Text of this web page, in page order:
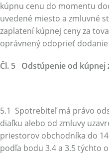
kúpnu cenu do momentu
uvedené miesto a zmluvné
zaplatení kúpnej ceny za
oprávnený odoprieť
Čl. 5 Odstúpenie od kúpnej
5.1 Spotrebiteľ má právo
diaľku alebo od zmluvy
priestorov obchodníka do
podľa bodu 3.4 a 3.5 týchto